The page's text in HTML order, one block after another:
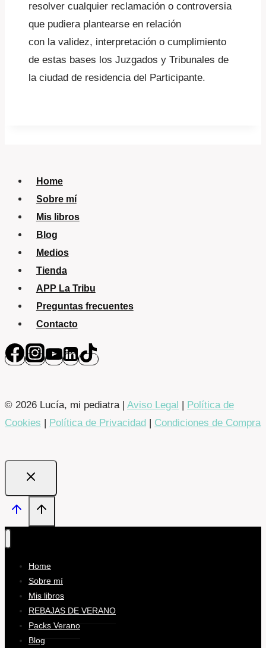
resolver cualquier reclamación o controversia
que pudiera plantearse en relación
con la validez, interpretación o cumplimiento
de estas bases los Juzgados y Tribunales de
la ciudad de residencia del Participante.
Home
Sobre mí
Mis libros
Blog
Medios
Tienda
APP La Tribu
Preguntas frecuentes
Contacto
© 2026 Lucía, mi pediatra | Aviso Legal
Política de
Cookies
Política de Privacidad Condiciones de Compra
Home
Sobre mí
Mis libros
REBAJAS DE VERANO
Packs Verano
Blog